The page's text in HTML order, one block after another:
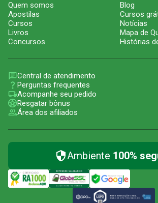
Quem somos
Apostilas
Cursos
Livros
Concursos
Blog
Cursos
Notícias
Mapa de
Histórias
Central de atendimento
Perguntas frequentes
Acompanhe seu pedido
Resgatar bônus
Área dos afiliados
Ambiente 100%